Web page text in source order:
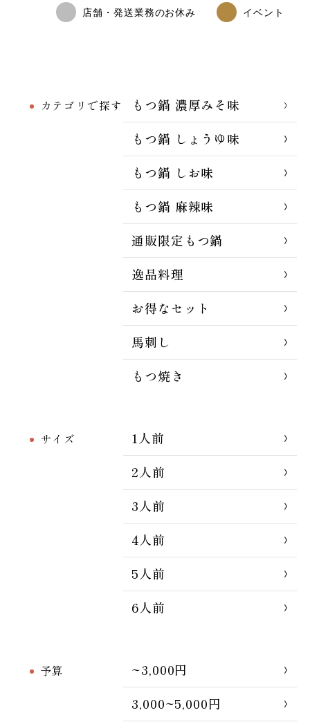
カテゴリで探す
もつ鍋 濃厚みそ味
もつ鍋 しょうゆ味
もつ鍋 しお味
もつ鍋 麻辣味
通販限定もつ鍋
逸品料理
お得なセット
馬刺し
もつ焼き
サイズ
1人前
2人前
3人前
4人前
5人前
6人前
予算
~3,000円
3,000~5,000円
店舗・発送業務のお休み イベント